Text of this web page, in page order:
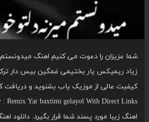
شما عزیزان را دعوت می کنیم اهنگ میدونستم
زیاد ریمیکس یار بختیمی غمگین بیس دار ترکی
اهنگ زیبا مورد پسند شما قرار بگیرد. دانلود